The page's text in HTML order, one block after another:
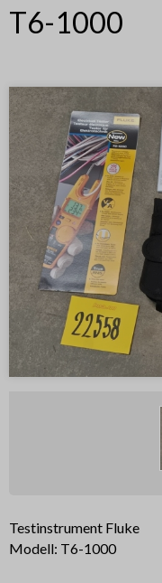
T6-1000
Testinstrument Fluke
Modell: T6-1000